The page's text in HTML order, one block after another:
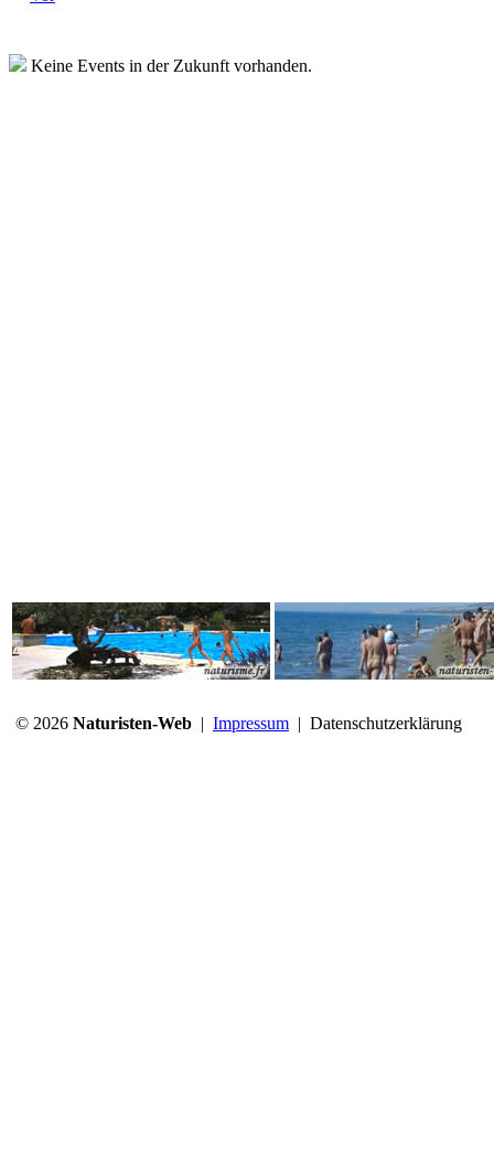
Keine Events in der Zukunft vorhanden.
© 2026 Naturisten-Web | Impressum | Datenschutzerklärung